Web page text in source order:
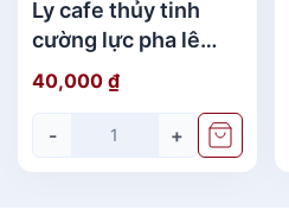
Ly cafe thủy tinh
cường lực pha lê
DURATUFF chính
hãng
40,000 ₫
- +